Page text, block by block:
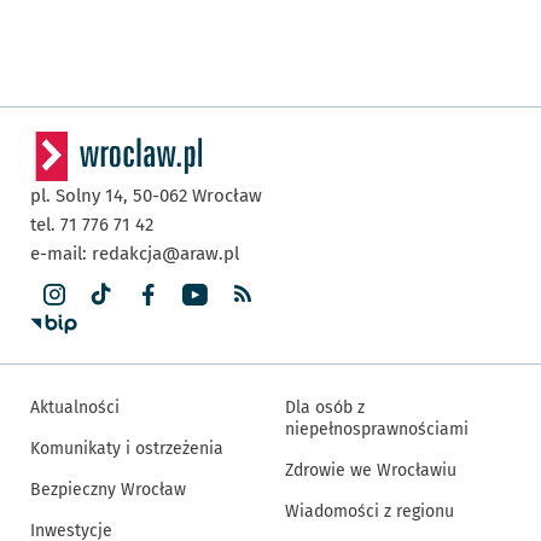
pl. Solny 14, 50-062 Wrocław
tel. 71 776 71 42
e-mail: redakcja@araw.pl
Aktualności
Komunikaty i ostrzeżenia
Bezpieczny Wrocław
Inwestycje
Dla osób z
niepełnosprawnościami
Zdrowie we Wrocławiu
Wiadomości z regionu